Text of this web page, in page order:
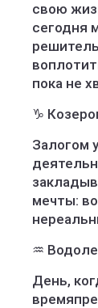
свою
сегодня
пока не
♑️
Залогом
мечты:
♒️
День,